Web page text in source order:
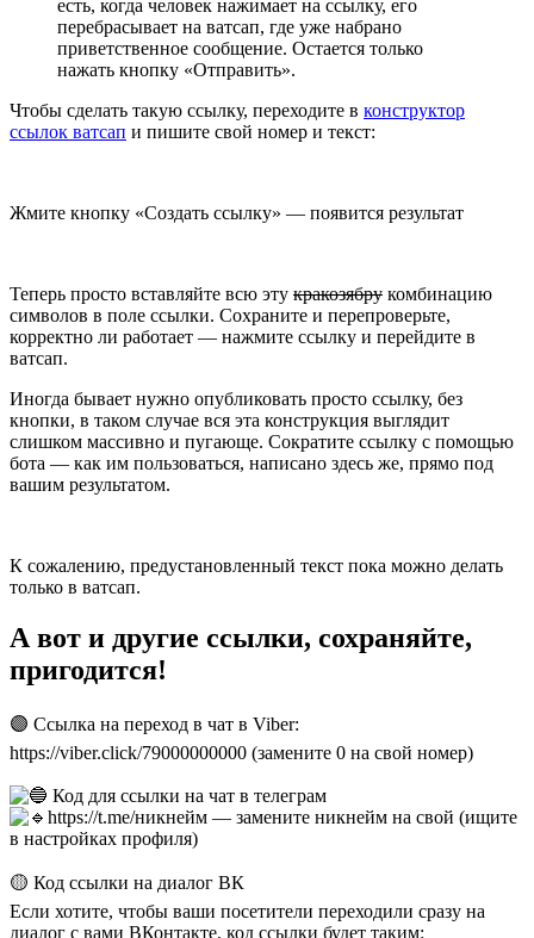
есть, когда человек нажимает на ссылку, его
перебрасывает на ватсап, где уже набрано
приветственное сообщение. Остается только
нажать кнопку «Отправить».
Чтобы сделать такую ссылку, переходите в конструктор
ссылок ватсап и пишите свой номер и текст:
Жмите кнопку «Создать ссылку» — появится результат
Теперь просто вставляйте всю эту кракозябру комбинацию
символов в поле ссылки. Сохраните и перепроверьте,
корректно ли работает — нажмите ссылку и перейдите в
ватсап.
Иногда бывает нужно опубликовать просто ссылку, без
кнопки, в таком случае вся эта конструкция выглядит
слишком массивно и пугающе. Сократите ссылку с помощью
бота — как им пользоваться, написано здесь же, прямо под
вашим результатом.
К сожалению, предустановленный текст пока можно делать
только в ватсап.
А вот и другие ссылки, сохраняйте,
пригодится!
🟣 Ссылка на переход в чат в Viber:
‌‌https://viber.click/79000000000 (замените 0 на свой номер)
Код для ссылки на чат в телеграм‌
https://t.me/никнейм — замените никнейм на свой (ищите
в настройках профиля)
🟡 Код ссылки на диалог ВК
Если хотите, чтобы ваши посетители переходили сразу на
диалог с вами ВКонтакте, код ссылки будет таким: